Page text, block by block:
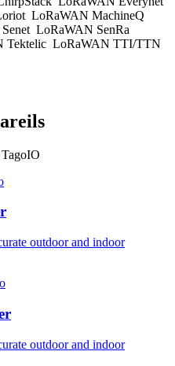
LoRaWAN MachineQ
LoRaWAN SenRa
Tektelic LoRaWAN TTI/TTN
outdoor and indoor
outdoor and indoor